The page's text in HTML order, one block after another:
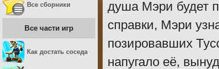
душа Мэри будет
справки, Мэри
позировавших
напугало её,
Все сборники
Все части игр
Как достать соседа